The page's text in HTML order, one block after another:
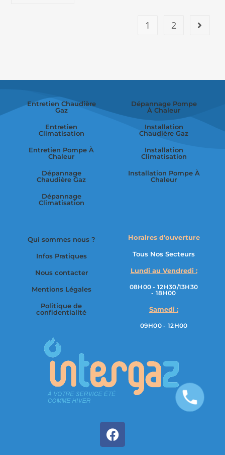
1 2
Entretien Chaudière
Gaz
Entretien
Climatisation
Entretien Pompe À
Chaleur
Dépannage
Chaudière Gaz
Dépannage
Climatisation
Dépannage Pompe
À Chaleur
Installation
Chaudière Gaz
Installation
Climatisation
Installation Pompe À
Chaleur
Qui sommes nous ?
Infos Pratiques
Nous contacter
Mentions Légales
Politique de
confidentialité
Horaires d'ouverture
Tous Nos Secteurs
Lundi au Vendredi :
08H00 - 12H30/13H30
- 18H00
Samedi :
09H00 - 12H00